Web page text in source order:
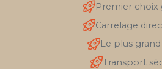
Premier choix
Carrelage
Le plus
Transport